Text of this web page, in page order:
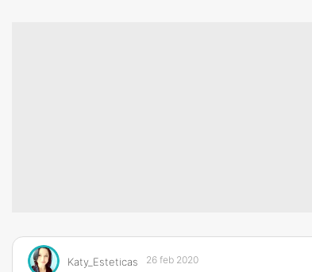
Katy_Esteticas 26 feb 2020